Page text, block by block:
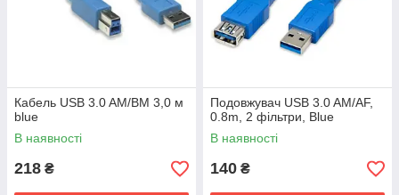
Кабель USB 3.0 AM/BM 3,0 м
blue
В наявності
218 ₴
Подовжувач USB 3.0 AM/AF,
0.8m, 2 фільтри, Blue
В наявності
140 ₴